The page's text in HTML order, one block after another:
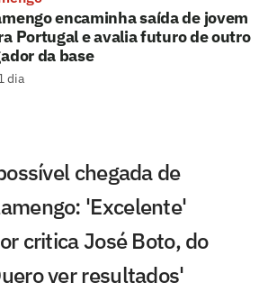
encaminha saída de jovem
Portugal e avalia futuro de outro
da base
dia
chegada de
'Excelente'
critica José Boto, do
ver resultados'